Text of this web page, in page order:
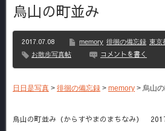
烏山の町並み
2017.07.08 memory 徘徊の備忘録 東京
お散歩写真帖
コメントを書く
日日是写真 > 徘徊の備忘録 > memory > 烏山
烏山の町並み（からすやまのまちなみ）